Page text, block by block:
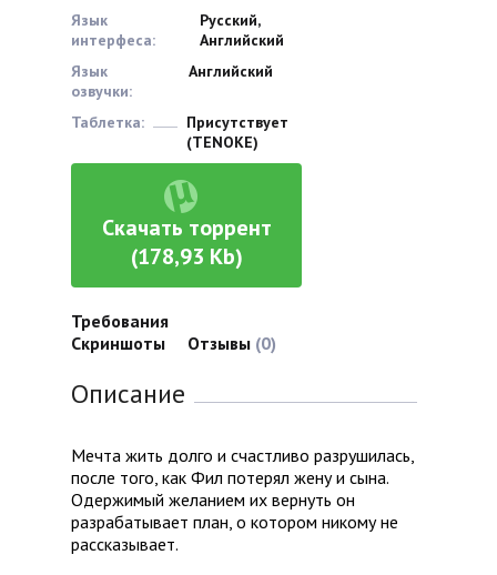
Язык
интерфеса:
Русский,
Английский
Язык
озвучки:
Английский
Таблетка:
Присутствует
(TENOKE)
Скачать торрент
(178,93 Kb)
Требования
Скриншоты
Отзывы (0)
Описание
Мечта жить долго и счастливо разрушилась,
после того, как Фил потерял жену и сына.
Одержимый желанием их вернуть он
разрабатывает план, о котором никому не
рассказывает.